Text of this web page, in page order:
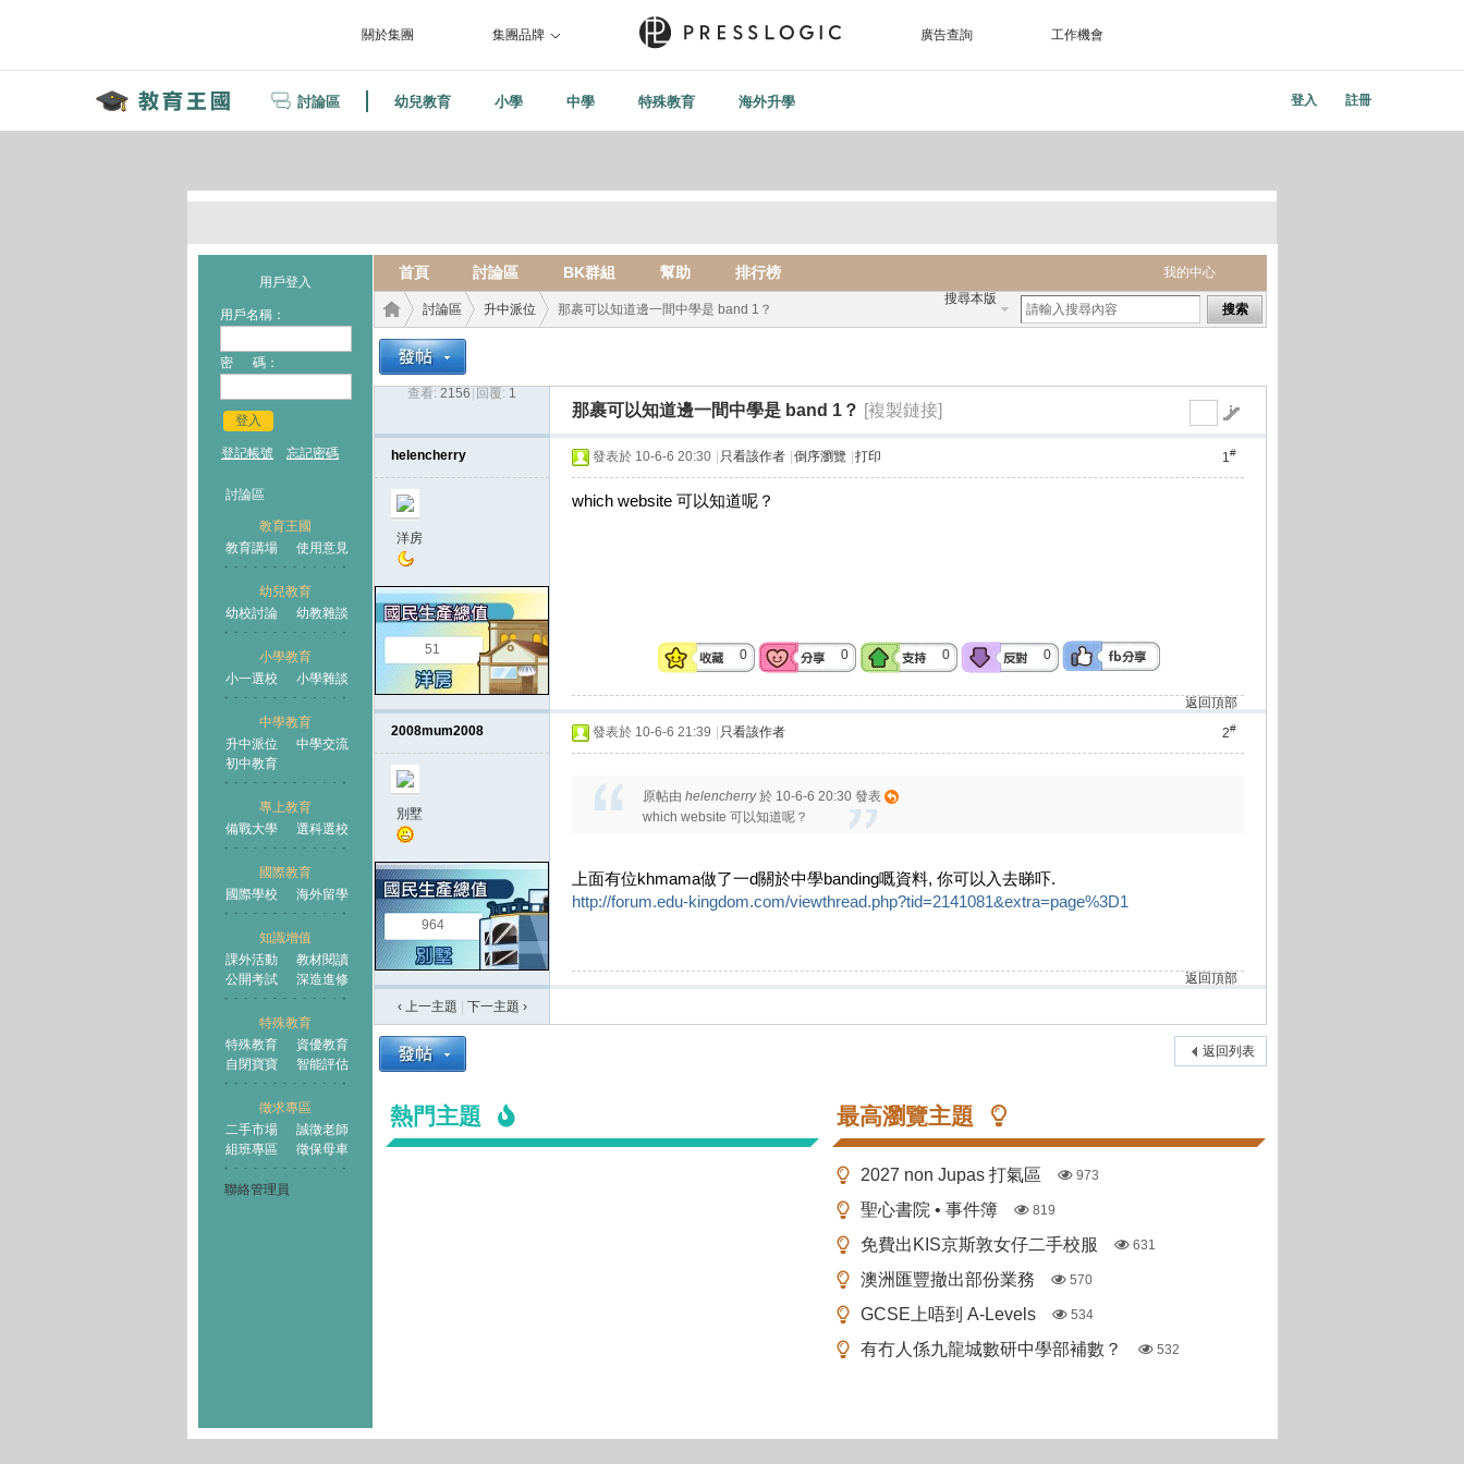
關於集團 集團品牌 廣告查詢 工作機會
討論區 幼兒教育 小學 中學 特殊教育 海外升學 登入 註冊
用戶登入
用戶名稱：
密 碼：
登入
登記帳號 忘記密碼
討論區
教育王國
教育講場
使用意見
幼兒教育
幼校討論
幼教雜談
小學教育
小一選校
小學雜談
中學教育
升中派位
中學交流
初中教育
專上教育
備戰大學
選科選校
國際教育
國際學校
海外留學
知識增值
課外活動
教材閱讀
公開考試
深造進修
特殊教育
特殊教育
資優教育
自閉寶寶
智能評估
徵求專區
二手市場
誠徵老師
組班專區
徵保母車
聯絡管理員
我的中心
首頁 討論區 BK群組 幫助 排行榜
搜尋本版
搜索
王國
討論區
›
升中派位 那裹可以知道邊一間中學是 band 1？
查看: 2156 回覆: 1
那裹可以知道邊一間中學是 band 1？ [複製鏈接]
helencherry
洋房
51
1#
發表於 10-6-6 20:30 只看該作者 倒序瀏覽 打印
which website 可以知道呢？
0 0 0 0
返回頂部
2008mum2008
別墅
964
2#
發表於 10-6-6 21:39 只看該作者
原帖由 helencherry於 10-6-6 20:30 發表
which website 可以知道呢？
上面有位khmama做了一d關於中學banding嘅資料, 你可以入去睇吓.
http://forum.edu-kingdom.com/viewthread.php?tid=2141081&extra=page%3D1
返回頂部
‹ 上一主題
下一主題 ›
返回列表
熱門主題 最高瀏覽主題
2027 non Jupas 打氣區 973
聖心書院 • 事件簿 819
免費出KIS京斯敦女仔二手校服 631
澳洲匯豐撤出部份業務 570
GCSE上唔到 A-Levels 534
有冇人係九龍城數研中學部補數？ 532